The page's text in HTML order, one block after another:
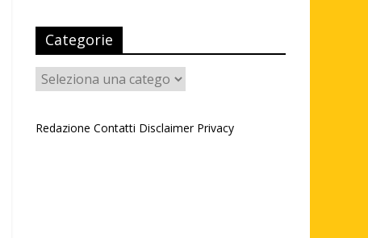
Categorie
Categorie
Redazione Contatti Disclaimer Privacy